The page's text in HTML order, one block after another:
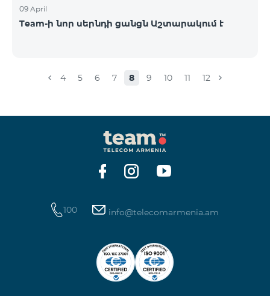
09 April
Team-ի նոր սերնդի ցանցն Աշտարակում է
4 5 6 7 8 9 10 11 12
100 info@telecomarmenia.am